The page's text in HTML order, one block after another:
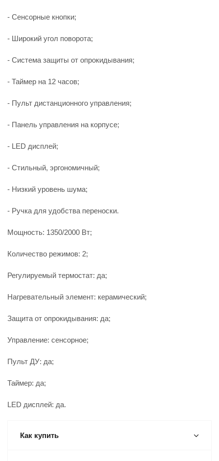
- Сенсорные кнопки;
- Широкий угол поворота;
- Система защиты от опрокидывания;
- Таймер на 12 часов;
- Пульт дистанционного управления;
- Панель управления на корпусе;
- LED дисплей;
- Стильный, эргономичный;
- Низкий уровень шума;
- Ручка для удобства переноски.
Мощность: 1350/2000 Вт;
Количество режимов: 2;
Регулируемый термостат: да;
Нагревательный элемент: керамический;
Защита от опрокидывания: да;
Управление: сенсорное;
Пульт ДУ: да;
Таймер: да;
LED дисплей: да.
Как купить